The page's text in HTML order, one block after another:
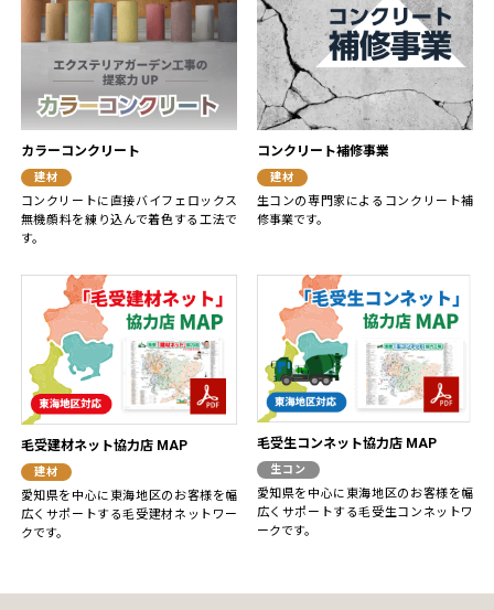
カラーコンクリート
建材
コンクリートに直接バイフェロックス
無機顔料を練り込んで着色する工法で
す。
コンクリート補修事業
建材
生コンの専門家によるコンクリート補
修事業です。
毛受建材ネット協力店 MAP
建材
愛知県を中心に東海地区のお客様を幅
広くサポートする毛受建材ネットワー
クです。
毛受生コンネット協力店 MAP
生コン
愛知県を中心に東海地区のお客様を幅
広くサポートする毛受生コンネットワ
ークです。